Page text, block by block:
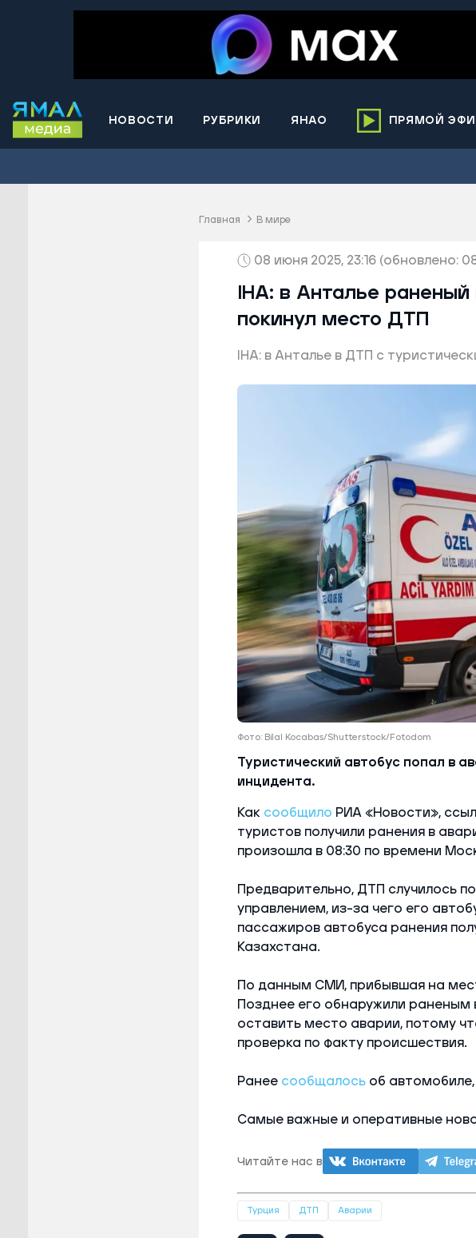
НОВОСТИ РУБРИКИ ЯНАО
Муравленко
Новый Уренгой
Приуральский район
Тазовский район
Шурышкарский район
Ямальский район
ПРЯМОЙ
Главная В мире
08 июня 2025, 23:16 (обновлено:
IHA: в Анталье
покинул место ДТП
IHA: в Анталье в ДТП с
Фото: Bilal Kocabas/Shutterstock/Fotodom
Туристический автобус попал в
инцидента.
Как сообщило РИА «Новости»,
туристов получили ранения в
произошла в 08:30 по времени
Предварительно, ДТП случилось
управлением, из-за чего его
пассажиров автобуса ранения
Казахстана.
По данным СМИ, прибывшая на
Позднее его обнаружили раненым
оставить место аварии, потому
проверка по факту происшествия.
Ранее сообщалосьоб автомобиле,
Самые важные и оперативные
Читайте нас в
Турция ДТП Аварии